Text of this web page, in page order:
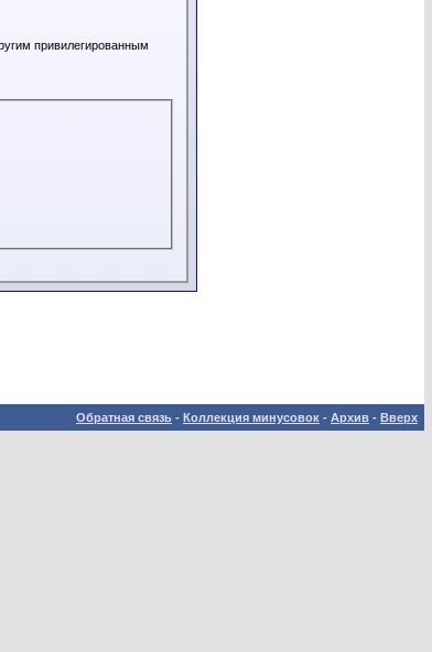
привилегированным
Обратная связь - Коллекция минусовок - Архив - Вверх